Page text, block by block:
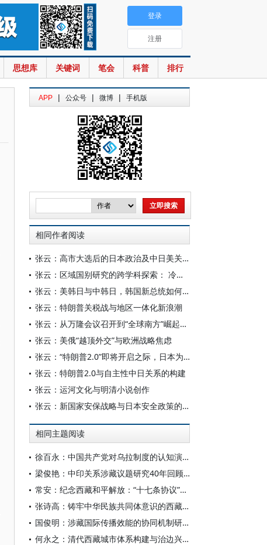
思想库 关键词 笔会 科普 排行
登录
注册
APP | 公众号 | 微博 | 手机版
相同作者阅读
张云：高市大选后的日本政治及中日美关系
张云：区域国别研究的跨学科探索： 冷战国际史与东南亚研究的交叉与融合
张云：美韩日与中韩日，韩国新总统如何平衡？
张云：特朗普关税战与地区一体化新浪潮
张云：从万隆会议召开到“全球南方”崛起：一种新型安全观诞生
张云：美俄“越顶外交”与欧洲战略焦虑
张云：“特朗普2.0”即将开启之际，日本为何主动靠近中国
张云：特朗普2.0与自主性中日关系的构建
张云：运河文化与明清小说创作
张云：新国家安保战略与日本安全政策的走向
相同主题阅读
徐百永：中国共产党对乌拉制度的认知演变与西藏民主改革
梁俊艳：中印关系涉藏议题研究40年回顾与展望
常安：纪念西藏和平解放：“十七条协议”的宪法学解读
张诗高：铸牢中华民族共同体意识的西藏实践与经验
国俊明：涉藏国际传播效能的协同机制研究——基于“六位一体”框架的分析与构建
何永之：清代西藏城市体系构建与治边兴藏研究